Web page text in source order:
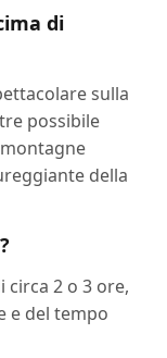
di
sulla
possibile
della
circa 2 o 3 ore,
e del tempo